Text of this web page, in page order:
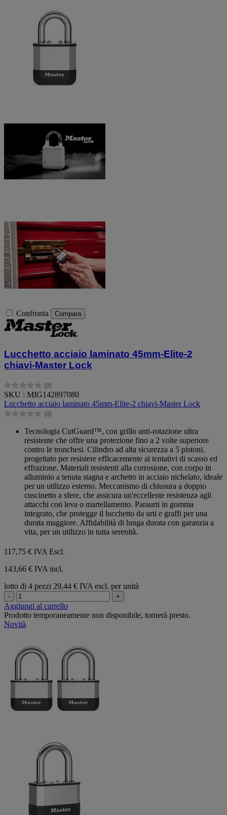
Confronta Compara
Lucchetto acciaio laminato 45mm-Elite-2
chiavi-Master Lock
(0)
0.0
su
5
stelle.
SKU : MIG142897080
Lucchetto acciaio laminato 45mm-Elite-2 chiavi-Master Lock
(0)
0.0
Tecnologia CutGuard™, con grillo anti-rotazione ultra
resistente che offre una protezione fino a 2 volte superiore
contro le tronchesi. Cilindro ad alta sicurezza a 5 pistoni,
progettato per resistere efficacemente ai tentativi di scasso ed
effrazione. Materiali resistenti alla corrosione, con corpo in
alluminio a tenuta stagna e archetto in acciaio nichelato, ideale
per un utilizzo esterno. Meccanismo di chiusura a doppio
cuscinetto a sfere, che assicura un'eccellente resistenza agli
attacchi con leva o martellamento. Paraurti in gomma
integrato, che protegge il lucchetto da urti e graffi per una
durata maggiore. Affidabilità di lunga durata con garanzia a
vita, per un utilizzo in tutta serenità.
117,75 € IVA Escl.
143,66 € IVA incl.
lotto di 4 pezzi 29,44 € IVA escl. per unità
- +
Aggiungi al carrello
Prodotto temporaneamente non disponibile, tornerà presto.
Novità